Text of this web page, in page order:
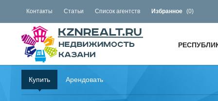
Контакты Статьи Список агентств Избранное (0)
Купить Арендовать